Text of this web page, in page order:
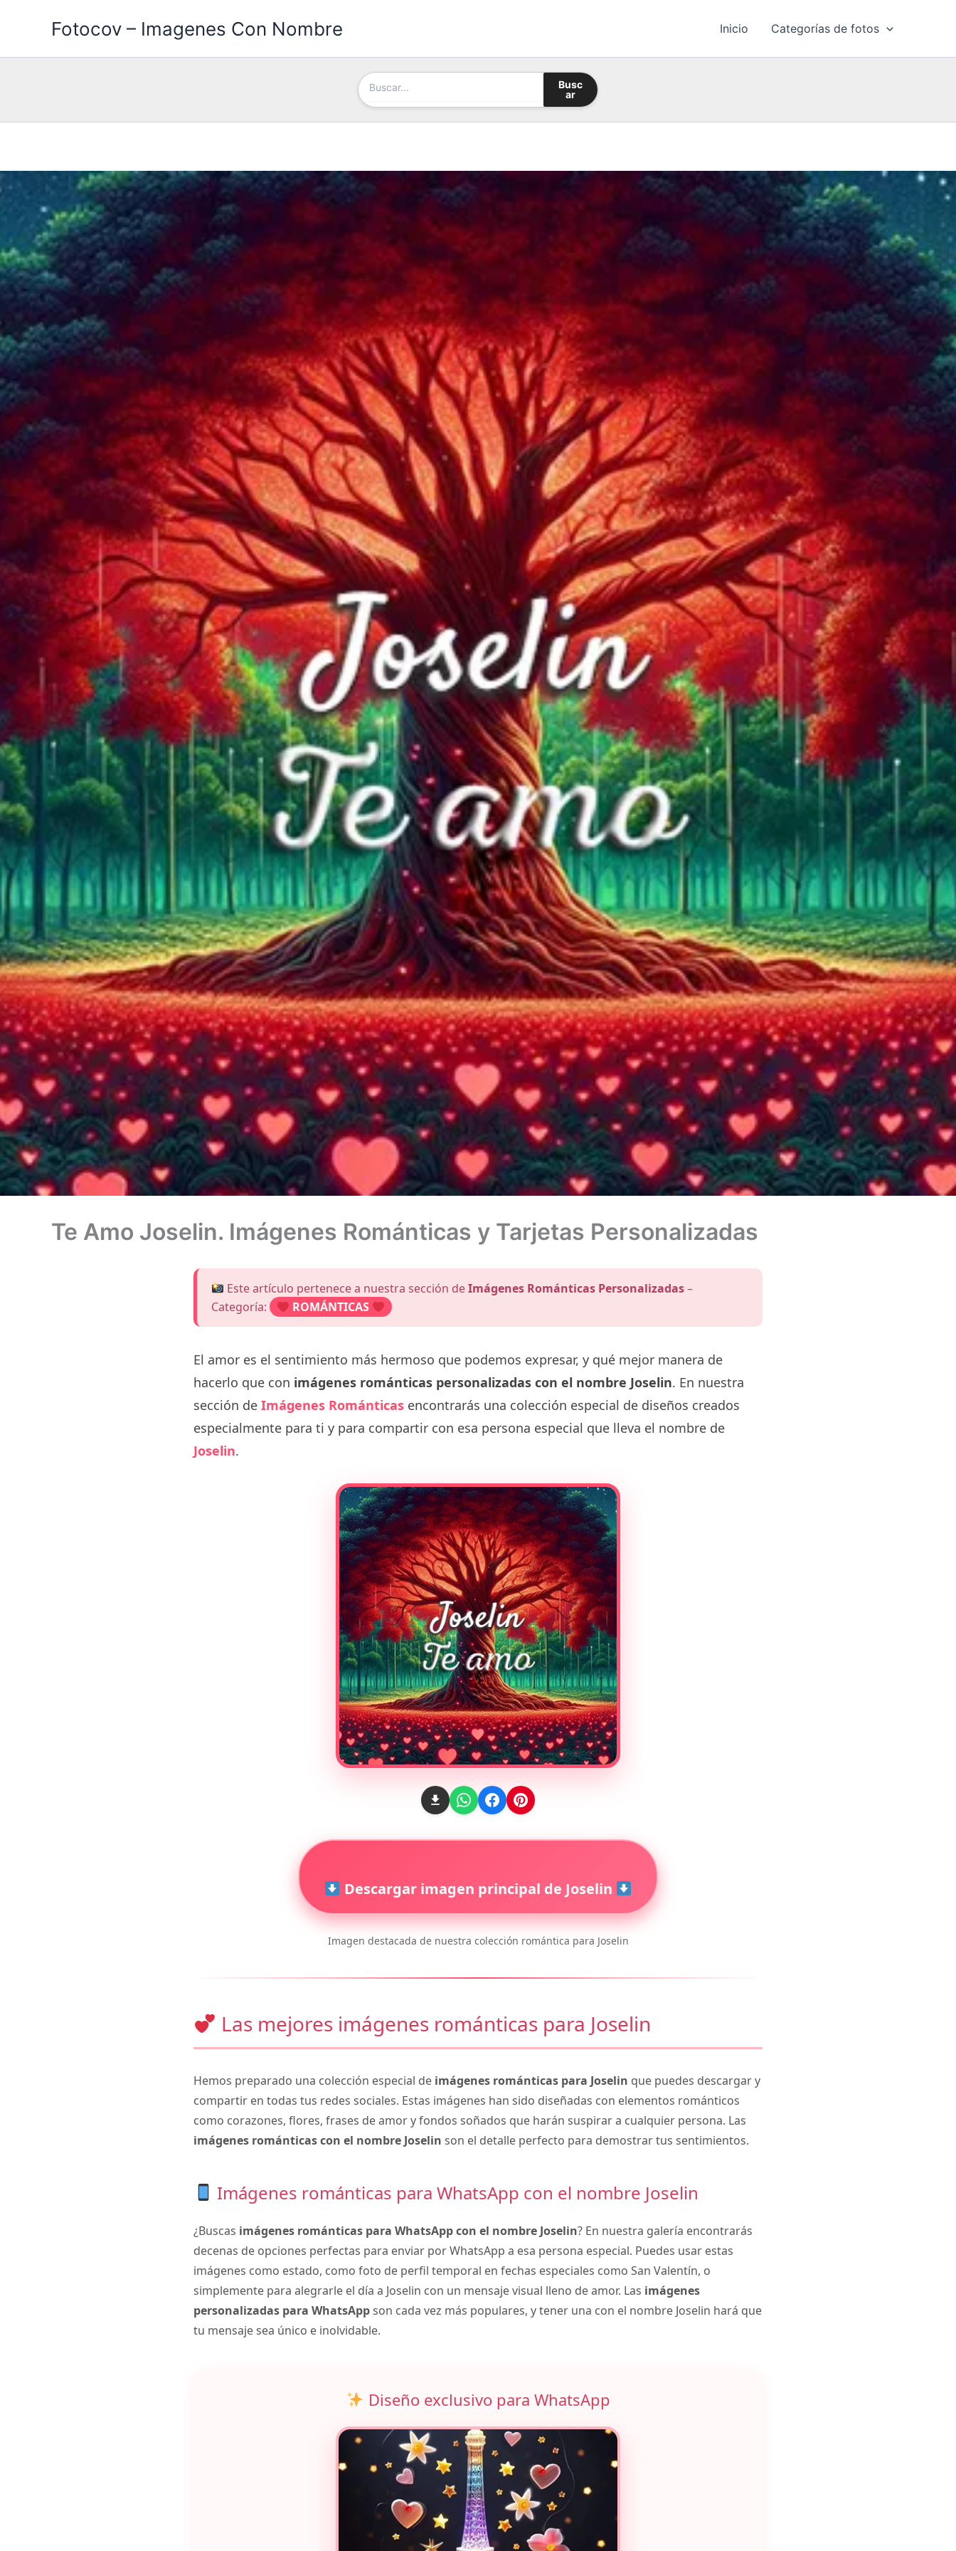
Fotocov – Imagenes Con Nombre Inicio Categorías de fotos
Busc
ar
Te Amo Joselin. Imágenes Románticas y Tarjetas Personalizadas
Este artículo pertenece a nuestra sección deImágenes Románticas Personalizadas–
Categoría:
ROMÁNTICAS
El amor es el sentimiento más hermoso que podemos expresar, y qué mejor manera de
hacerlo que con imágenes románticas personalizadas con el nombre Joselin. En nuestra
sección de Imágenes Románticas encontrarás una colección especial de diseños creados
especialmente para ti y para compartir con esa persona especial que lleva el nombre de
Joselin.
Descargar imagen principal de Joselin
Imagen destacada de nuestra colección romántica para Joselin
Las mejores imágenes románticas para Joselin
Hemos preparado una colección especial de imágenes románticas para Joselin que puedes descargar y
compartir en todas tus redes sociales. Estas imágenes han sido diseñadas con elementos románticos
como corazones, flores, frases de amor y fondos soñados que harán suspirar a cualquier persona. Las
imágenes románticas con el nombre Joselin son el detalle perfecto para demostrar tus sentimientos.
Imágenes románticas para WhatsApp con el nombre Joselin
¿Buscas imágenes románticas para WhatsApp con el nombre Joselin? En nuestra galería encontrarás
decenas de opciones perfectas para enviar por WhatsApp a esa persona especial. Puedes usar estas
imágenes como estado, como foto de perfil temporal en fechas especiales como San Valentín, o
simplemente para alegrarle el día a Joselin con un mensaje visual lleno de amor. Las imágenes
personalizadas para WhatsAppson cada vez más populares, y tener una con el nombre Joselin hará que
tu mensaje sea único e inolvidable.
Diseño exclusivo para WhatsApp